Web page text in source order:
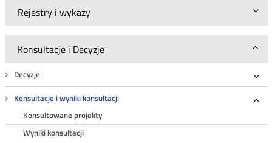
Rejestry i wykazy
Konsultacje i Decyzje
Decyzje
Konsultacje i wyniki konsultacji
Konsultowane projekty
Wyniki konsultacji